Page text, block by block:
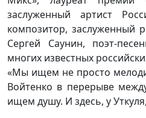
заслуженный артист
композитор, заслуженный
Сергей Саунин, поэт-
многих известных
«Мы ищем не просто
Войтенко в перерыве
ищем душу. И здесь, у